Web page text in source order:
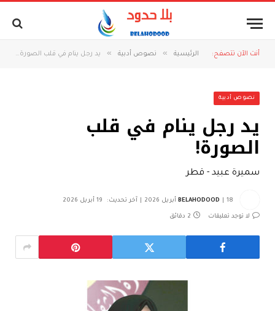
أنت الآن تتصفح: الرئيسية » نصوص أدبية » يد رجل ينام في قلب الصورة!
نصوص أدبية
يد رجل ينام في قلب
الصورة!
سميرة عبيد - قطر
BELAHODOOD 18 أبريل 2026 آخر تحديث: 19 أبريل 2026
لا توجد تعليقات 2 دقائق